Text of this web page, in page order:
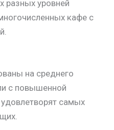
разных уровней
кафе с
на среднего
с повышенной
самых